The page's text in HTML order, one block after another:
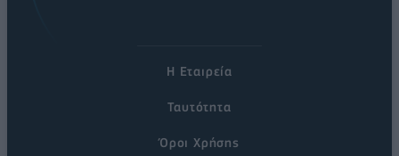
Η Εταιρεία
Ταυτότητα
Όροι Χρήσης